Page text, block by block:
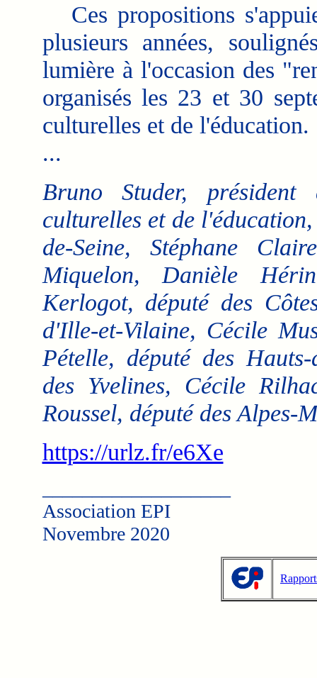
Ces propositions
plusieurs années,
lumière à l'occasion des
organisés les 23 et 30
culturelles et de l'éducation.
...
Bruno Studer,
culturelles et de
de-Seine, Stéphane
Miquelon, Danièle
Kerlogot, député des
d'Ille-et-Vilaine, Cécile
Pételle, député des
des Yvelines, Cécile
Roussel, député des Alpes-
https://urlz.fr/e6Xe
Association EPI
Novembre 2020